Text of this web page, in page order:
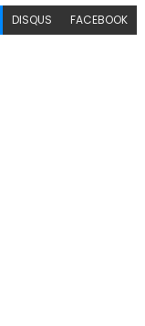
DISQUS FACEBOOK